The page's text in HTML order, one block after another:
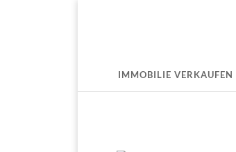
IMMOBILIE VERKAUFEN